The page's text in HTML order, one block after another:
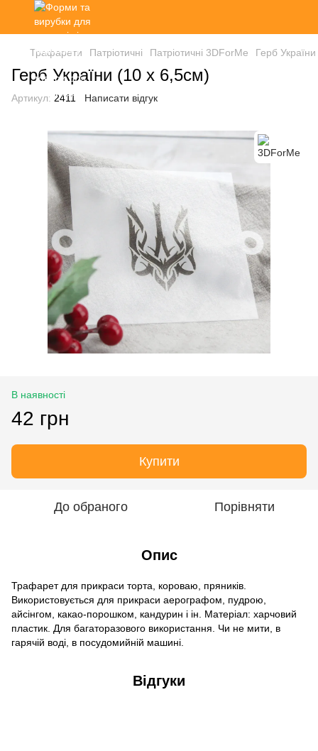
Трафарети Патріотичні Патріотичні 3DForMe Герб
Герб України (10 х 6,5см)
Артикул: 2411 Написати відгук
В наявності
42 грн
Купити
До обраного Порівняти
Опис
Трафарет для прикраси торта, короваю, пряників.
Використовується для прикраси аерографом, пудрою,
айсінгом, какао-порошком, кандурин і ін. Матеріал: харчовий
пластик. Для багаторазового використання. Чи не мити, в
гарячій воді, в посудомийній машині.
Відгуки